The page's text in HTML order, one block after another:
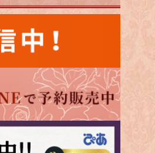
!時代劇 暴れん坊将
!モーニング
モーニングショー